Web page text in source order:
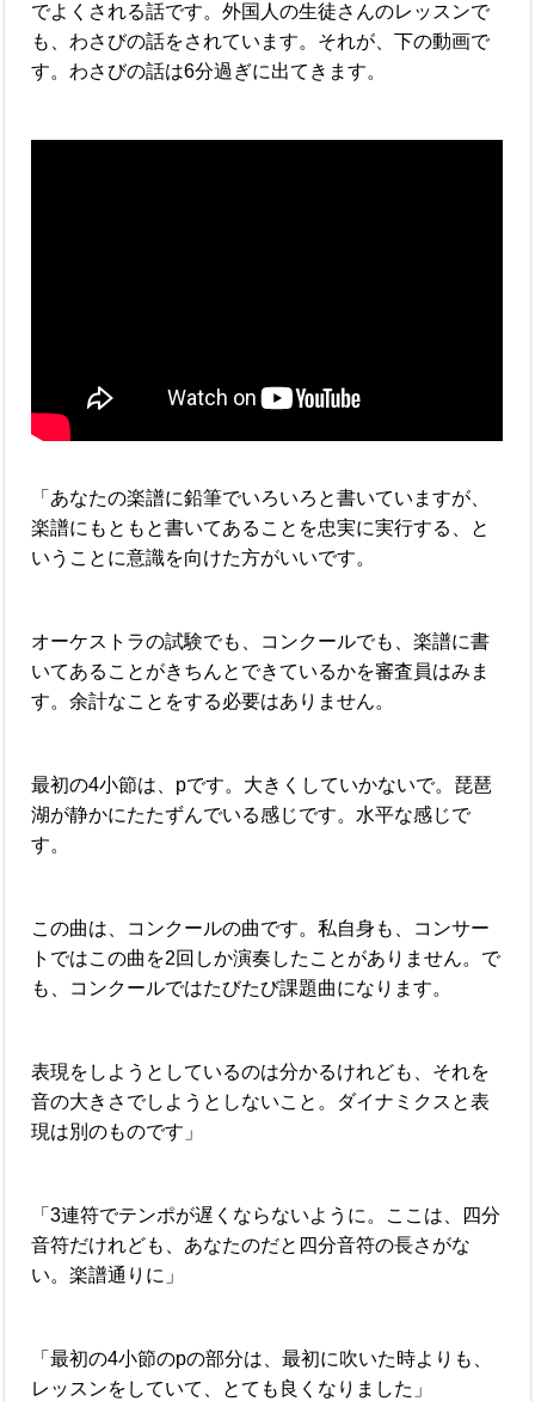
でよくされる話です。外国人の生徒さんのレッスンで
も、わさびの話をされています。それが、下の動画で
す。わさびの話は6分過ぎに出てきます。
「あなたの楽譜に鉛筆でいろいろと書いていますが、
楽譜にもともと書いてあることを忠実に実行する、と
いうことに意識を向けた方がいいです。
オーケストラの試験でも、コンクールでも、楽譜に書
いてあることがきちんとできているかを審査員はみま
す。余計なことをする必要はありません。
最初の4小節は、pです。大きくしていかないで。琵琶
湖が静かにたたずんでいる感じです。水平な感じで
す。
この曲は、コンクールの曲です。私自身も、コンサー
トではこの曲を2回しか演奏したことがありません。で
も、コンクールではたびたび課題曲になります。
表現をしようとしているのは分かるけれども、それを
音の大きさでしようとしないこと。ダイナミクスと表
現は別のものです」
「3連符でテンポが遅くならないように。ここは、四分
音符だけれども、あなたのだと四分音符の長さがな
い。楽譜通りに」
「最初の4小節のpの部分は、最初に吹いた時よりも、
レッスンをしていて、とても良くなりました」